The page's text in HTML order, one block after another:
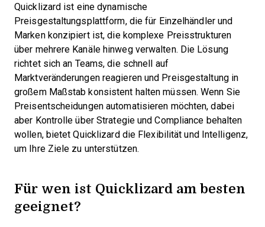
Quicklizard ist eine dynamische
Preisgestaltungsplattform, die für Einzelhändler und
Marken konzipiert ist, die komplexe Preisstrukturen
über mehrere Kanäle hinweg verwalten. Die Lösung
richtet sich an Teams, die schnell auf
Marktveränderungen reagieren und Preisgestaltung in
großem Maßstab konsistent halten müssen. Wenn Sie
Preisentscheidungen automatisieren möchten, dabei
aber Kontrolle über Strategie und Compliance behalten
wollen, bietet Quicklizard die Flexibilität und Intelligenz,
um Ihre Ziele zu unterstützen.
Für wen ist Quicklizard am besten
geeignet?